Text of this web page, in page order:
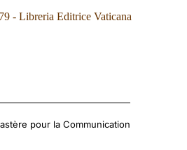
- Libreria Editrice Vaticana
pour la Communication